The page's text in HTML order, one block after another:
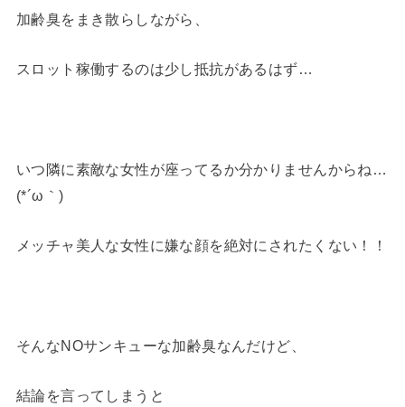
加齢臭をまき散らしながら、
スロット稼働するのは少し抵抗があるはず…
いつ隣に素敵な女性が座ってるか分かりませんからね…
(*´ω｀)
メッチャ美人な女性に嫌な顔を絶対にされたくない！！
そんなNOサンキューな加齢臭なんだけど、
結論を言ってしまうと